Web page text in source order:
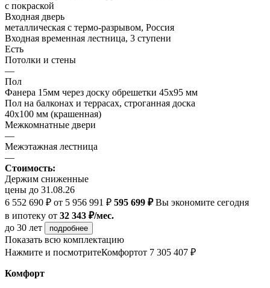
с покраской
Входная дверь
металлическая с термо-разрывом, Россия
Входная временная лестница, 3 ступени
Есть
Потолки и стены
—
Пол
Фанера 15мм через доску обрешетки 45х95 мм
Пол на балконах и террасах, строганная доска
40х100 мм (крашенная)
Межкомнатные двери
—
Межэтажная лестница
—
Стоимость:
Держим сниженные
цены до 31.08.26
6 552 690 ₽ от 5 956 991 ₽ 595 699 ₽Вы экономите сегодня
в ипотеку от 32 343 ₽/мес.
до 30 лет
подробнее
Показать всю комплектацию
Нажмите и посмотритеКомфортот 7 305 407 ₽
Комфорт